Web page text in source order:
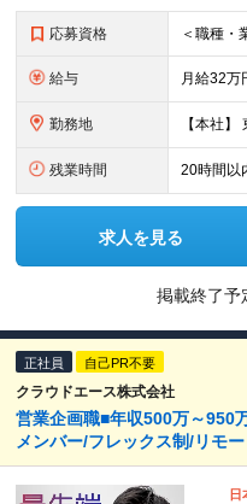
応募資格
給与
勤務地
残業時間 20時間以
求人を見る
掲載終了予
正社員 自己PR不要
クラウドエース株式会社
営業企画職■年収500万～950
メンバー/フレックス制/リモ
日